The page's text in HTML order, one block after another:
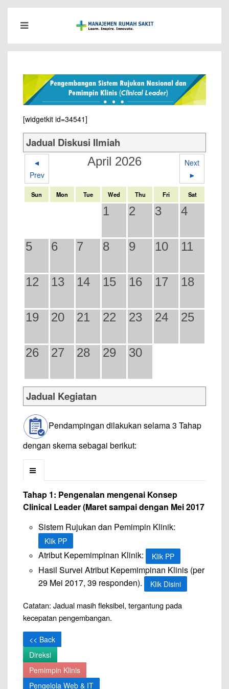
[widgetkit id=34541]
Jadual Diskusi Ilmiah
◄
Prev
April 2026
Next
►
Sun Mon Tue Wed Thu Fri Sat
1 2 3 4
5 6 7 8 9 10 11
12 13 14 15 16 17 18
19 20 21 22 23 24 25
26 27 28 29 30
Jadual Kegiatan
Pendampingan dilakukan selama 3 Tahap
dengan skema sebagai berikut:
Tahap 1: Pengenalan mengenai Konsep
Clinical Leader (Maret sampai dengan Mei 2017
Sistem Rujukan dan Pemimpin Klinik:
Klik PP
Atribut Kepemimpinan Klinik: Klik PP
Hasil Survei Atribut Kepemimpinan Klinis (per
29 Mei 2017, 39 responden).
Klik Disini
Catatan: Jadual masih fleksibel, tergantung pada
kecepatan pengembangan.
<< Back
Direksi
Pemimpin Klinis
Pengelola Web & IT